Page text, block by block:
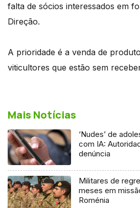
falta de sócios interessados em
Direção.
A prioridade é a venda de
viticultores que estão sem
Mais Notícias
‘Nudes’ de
com IA:
denúncia
Militares de
meses em
Roménia